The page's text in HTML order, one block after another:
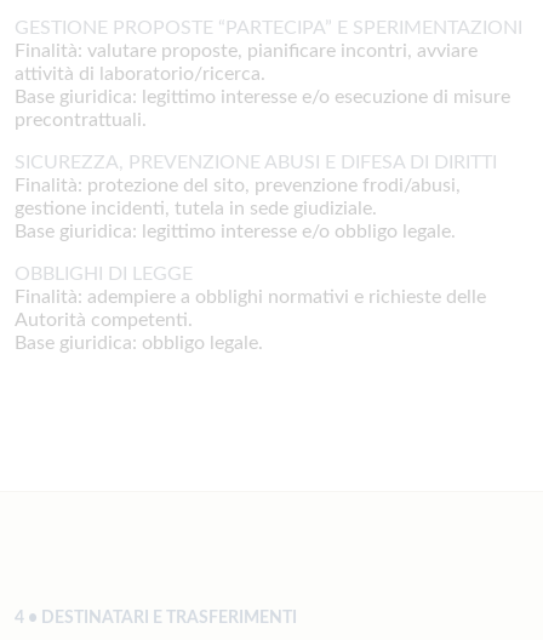
GESTIONE PROPOSTE “PARTECIPA” E SPERIMENTAZIONI
Finalità: valutare proposte, pianificare incontri, avviare
attività di laboratorio/ricerca.
Base giuridica: legittimo interesse e/o esecuzione di misure
precontrattuali.
SICUREZZA, PREVENZIONE ABUSI E DIFESA DI DIRITTI
Finalità: protezione del sito, prevenzione frodi/abusi,
gestione incidenti, tutela in sede giudiziale.
Base giuridica: legittimo interesse e/o obbligo legale.
OBBLIGHI DI LEGGE
Finalità: adempiere a obblighi normativi e richieste delle
Autorità competenti.
Base giuridica: obbligo legale.
4 • DESTINATARI E TRASFERIMENTI